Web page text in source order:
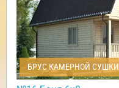
БРУС КАМЕРНОЙ СУШКИ